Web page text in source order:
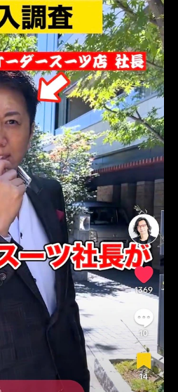
横浜 ROSSONERO
タキシードレンタル東京
TikTok TikToker
レンタルタキシード横浜 挙式
疑問 解決 お悩み相談
オーダメイド